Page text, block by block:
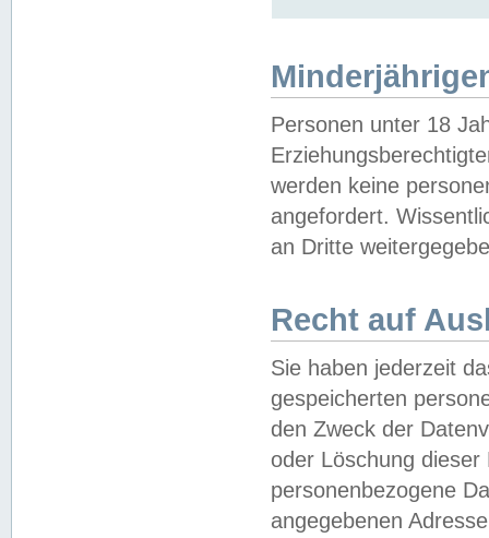
Personen unter 18
werden keine
angefordert.
an Dritte
Recht auf
Sie haben jederzeit
gespeicherten
den Zweck der
oder Löschung
personenbezogene
angegebenen